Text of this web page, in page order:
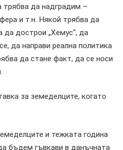
трябва да надградим –
и т.н. Някой трябва да
да дострои „Хемус“, да
да направи реална политика
да стане факт, да се носи
за земеделците, когато
и тежката година
бъдем гъвкави в данъчната